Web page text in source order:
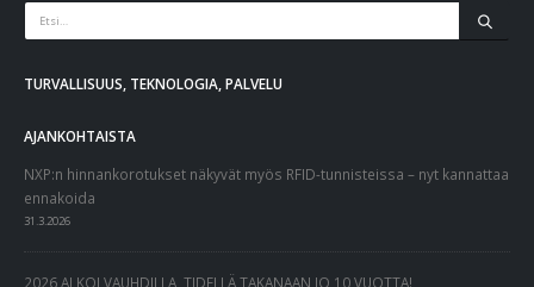
TURVALLISUUS, TEKNOLOGIA, PALVELU
AJANKOHTAISTA
NXP:n hinnankorotukset näkyvät myös RFID-tunnisteissa – nyt kannattaa
ennakoida
31.3.2026
2026 ALKOI VAUHDILLA, TIDELLÄ TAKANAAN JO 10 VUOTTA!